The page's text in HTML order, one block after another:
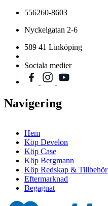
556260-8603
Nyckelgatan 2-6
589 41 Linköping
Sociala medier
Navigering
Hem
Köp Develon
Köp Case
Köp Bergmann
Köp Redskap & Tillbehör
Eftermarknad
Begagnat